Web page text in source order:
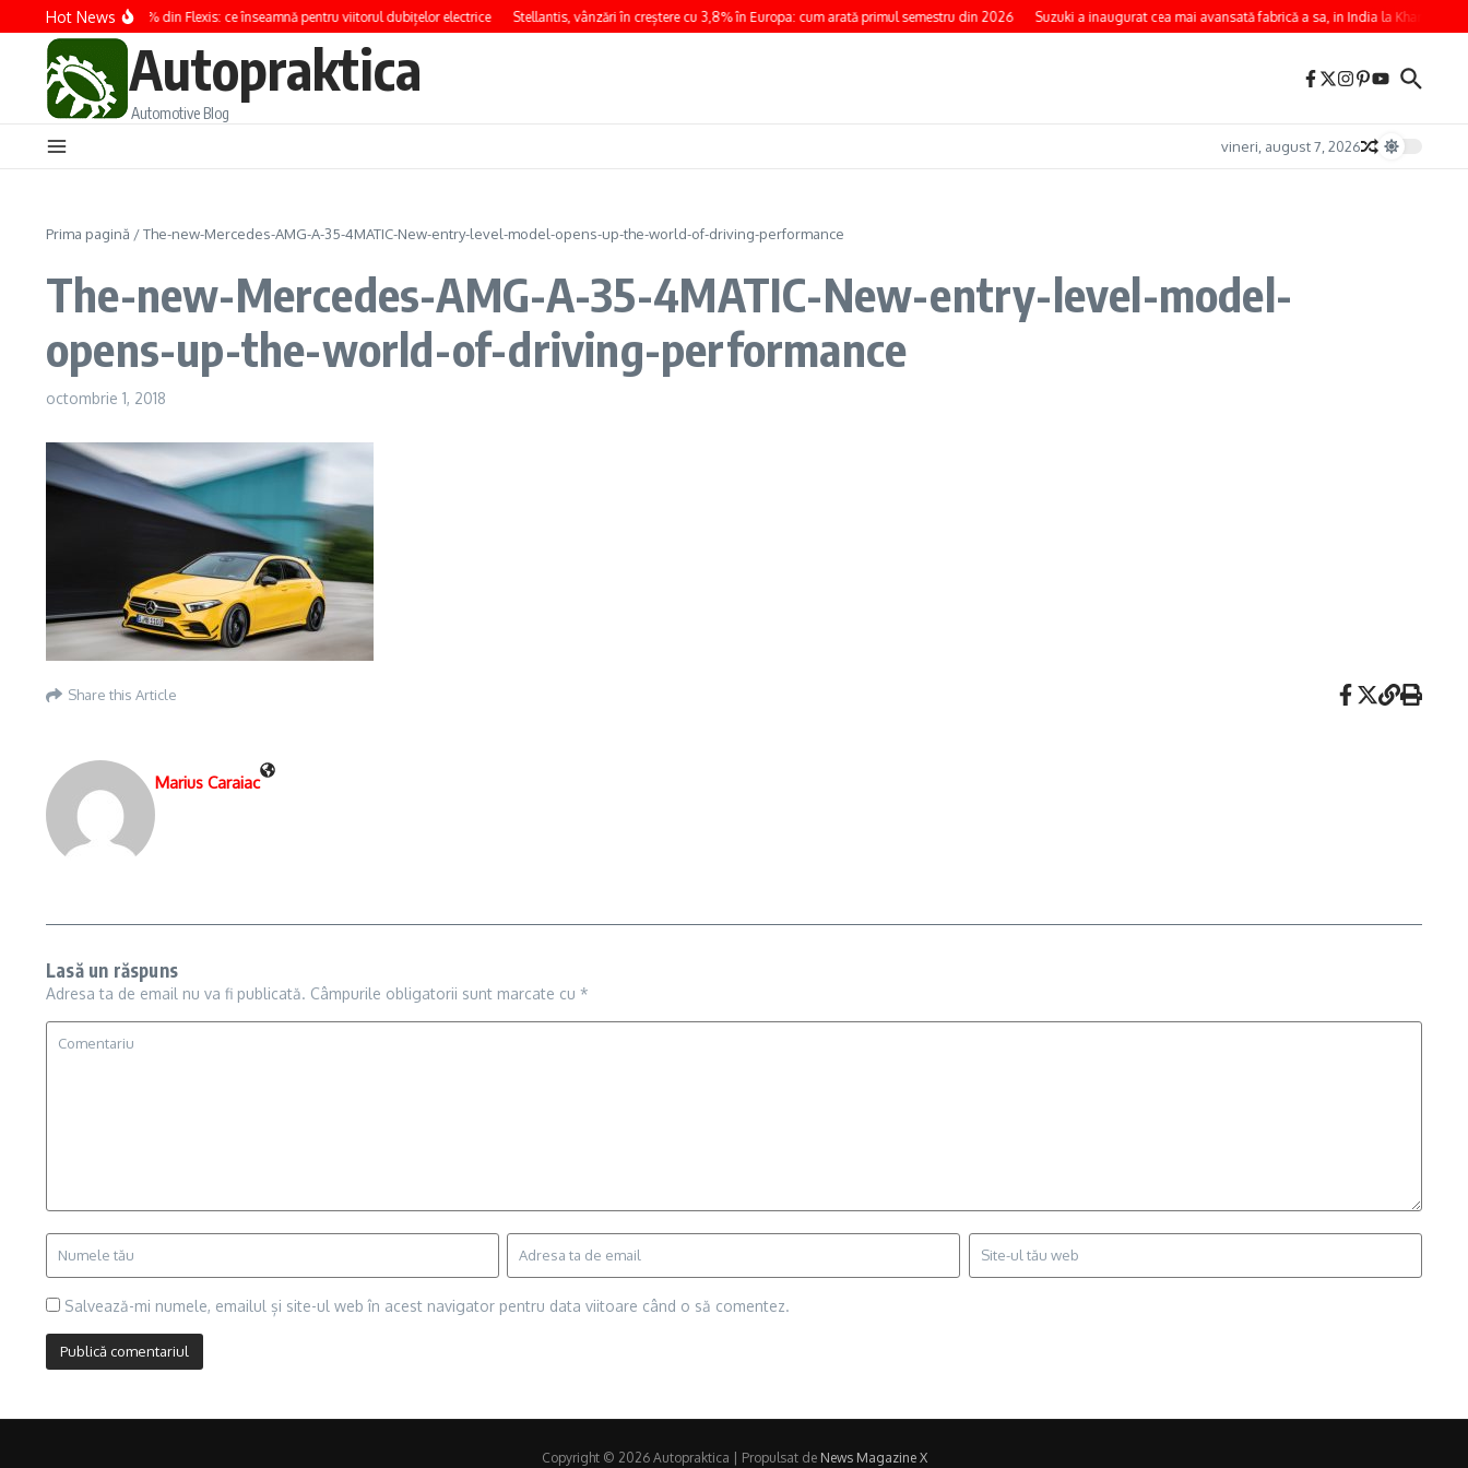
Sari la conținut
Hot News
Renault preia 100% din Flexis: ce înseamnă pentru viitorul dubițelor electrice Stellantis, vânzări în creștere cu 3,8% în Europa: cum arată primul semestru din 2026 Suzuki a inaugurat cea mai avansată fabrică a sa, in India la Kharkhoda
Autopraktica
Automotive Blog
vineri, august 7, 2026
Prima pagină /The-new-Mercedes-AMG-A-35-4MATIC-New-entry-level-model-opens-up-the-world-of-driving-performance
The-new-Mercedes-AMG-A-35-4MATIC-New-entry-level-model-
opens-up-the-world-of-driving-performance
octombrie 1, 2018
Share this Article
Marius Caraiac
Lasă un răspuns
Adresa ta de email nu va fi publicată. Câmpurile obligatorii sunt marcate cu *
Salvează-mi numele, emailul și site-ul web în acest navigator pentru data viitoare când o să comentez.
Copyright © 2026 Autopraktica | Propulsat de News Magazine X